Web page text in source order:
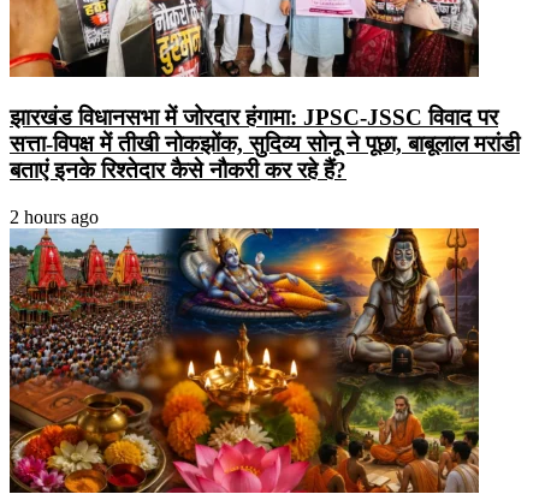
झारखंड विधानसभा में जोरदार हंगामा: JPSC-JSSC विवाद पर
सत्ता-विपक्ष में तीखी नोकझोंक, सुदिव्य सोनू ने पूछा, बाबूलाल मरांडी
बताएं इनके रिश्तेदार कैसे नौकरी कर रहे हैं?
2 hours ago